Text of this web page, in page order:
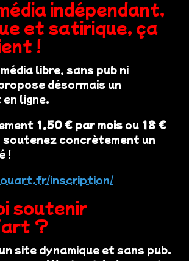
indépendant,
et satirique, ça
!
libre, sans pub ni
désormais un
ligne.
1,50 € par mois ou 18 €
soutenez concrètement un
!
inscription/
soutenir
?
site dynamique et sans pub.